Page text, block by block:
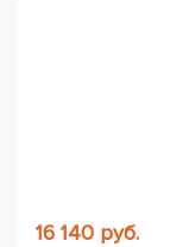
16 140 руб.